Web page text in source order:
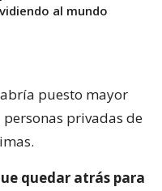
al mundo
puesto mayor
personas privadas de
quedar atrás para